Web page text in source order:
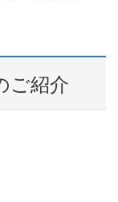
ご紹介